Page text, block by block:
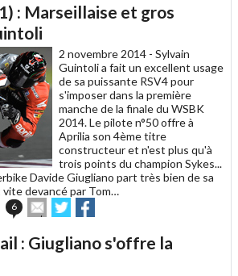
à
un
ami
: Marseillaise et gros
2 novembre 2014 - Sylvain
Guintoli a fait un excellent usage
de sa puissante RSV4 pour
s'imposer dans la première
manche de la finale du WSBK
2014. Le pilote n°50 offre à
Aprilia son 4ème titre
constructeur et n'est plus qu'à
trois points du champion Sykes...
Davide Giugliano part très bien de sa
devancé par Tom…
6
Envoyer
cet
à
Partager
sur sur
: Giugliano s'offre la